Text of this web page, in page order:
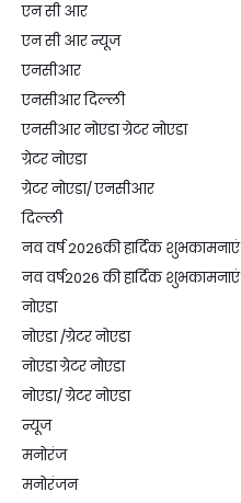
एन सी आर
एन सी आर न्यूज
एनसीआर
एनसीआर दिल्ली
एनसीआर नोएडा ग्रेटर नोएडा
ग्रेटर नोएडा
ग्रेटर नोएडा/ एनसीआर
दिल्ली
नव वर्ष 2026की हार्दिक शुभकामनाएं
नव वर्ष2026 की हार्दिक शुभकामनाएं
नोएडा
नोएडा /ग्रेटर नोएडा
नोएडा ग्रेटर नोएडा
नोएडा/ ग्रेटर नोएडा
न्यूज
मनोरंज
मनोरंजन